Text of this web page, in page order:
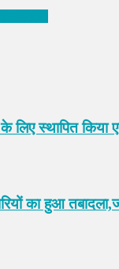
स्थापित किया
का हुआ